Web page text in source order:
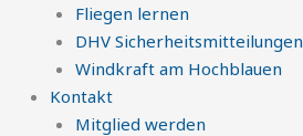
Fliegen lernen
DHV Sicherheitsmitteilungen
Windkraft am Hochblauen
Kontakt
Mitglied werden